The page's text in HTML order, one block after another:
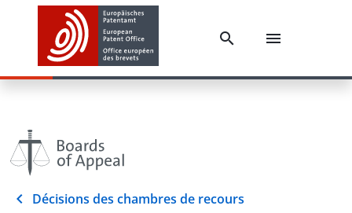
Décisions des chambres de recours